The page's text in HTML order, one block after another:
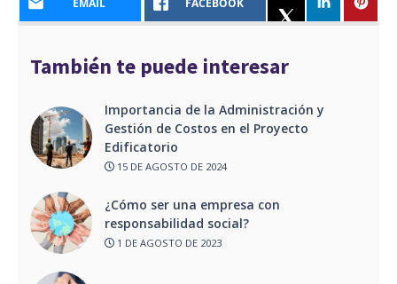
EMAIL FACEBOOK
También te puede interesar
Importancia de la Administración y
Gestión de Costos en el Proyecto
Edificatorio
15 DE AGOSTO DE 2024
¿Cómo ser una empresa con
responsabilidad social?
1 DE AGOSTO DE 2023